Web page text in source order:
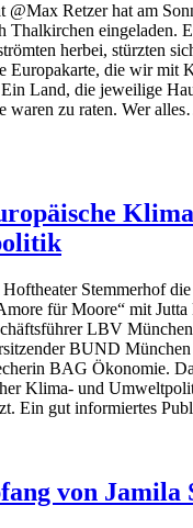
@Max Retzer hat am
Thalkirchen eingeladen.
herbei, stürzten
Europakarte, die wir mit
Land, die jeweilige
waren zu raten. Wer
Stemmerhof die
für Moore“ mit Jutta
LBV
BUND München
BAG Ökonomie.
Klima- und
Ein gut informiertes
von Jamila